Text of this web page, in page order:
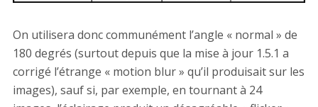
On utilisera donc communément l’angle « normal » de
180 degrés (surtout depuis que la mise à jour 1.5.1 a
corrigé l’étrange « motion blur » qu’il produisait sur les
images), sauf si, par exemple, en tournant à 24